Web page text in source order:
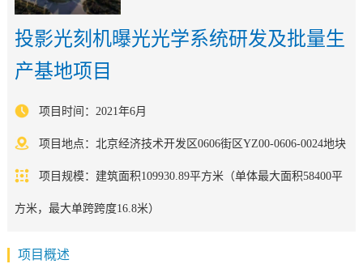
投影光刻机曝光光学系统研发及批量生
产基地项目
项目时间：2021年6月
项目地点：北京经济技术开发区0606街区YZ00-0606-0024地块
项目规模：建筑面积109930.89平方米（单体最大面积58400平
方米，最大单跨跨度16.8米）
项目概述